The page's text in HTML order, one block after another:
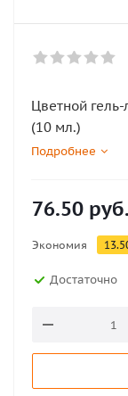
Цветной
(10 мл.)
Подробнее
76.50 руб.
Экономия
Достаточно